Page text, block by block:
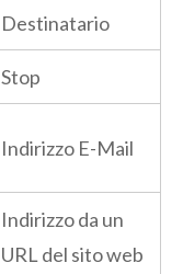
Destinatario
Stop
Indirizzo E-Mail
Indirizzo da un
URL del sito web